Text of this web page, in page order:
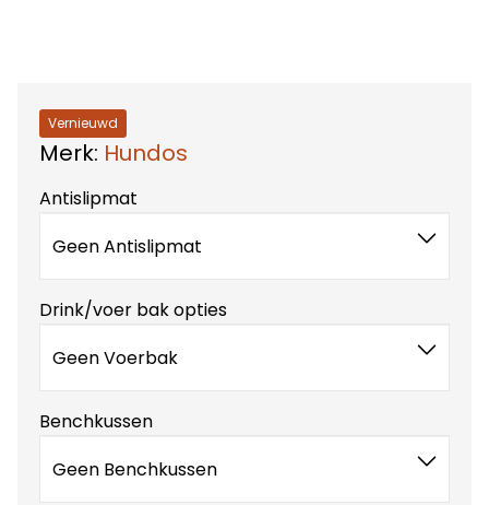
Vernieuwd
Merk: Hundos
Antislipmat
Geen Antislipmat
Drink/voer bak opties
Geen Voerbak
Benchkussen
Geen Benchkussen